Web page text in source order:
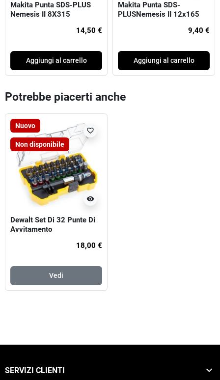
Makita Punta SDS-PLUS
Nemesis II 8X315
14,50 €
Aggiungi al carrello
Makita Punta SDS-
PLUSNemesis II 12x165
9,40 €
Aggiungi al carrello
Potrebbe piacerti anche
Nuovo
Non disponibile
visibility
favorite_border
Dewalt Set Di 32 Punte Di
Avvitamento
18,00 €
Vedi
SERVIZI CLIENTI 